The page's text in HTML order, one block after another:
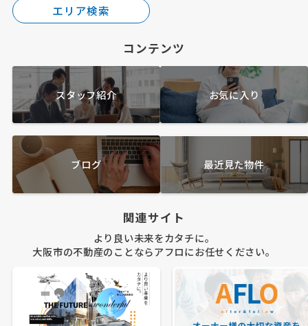
エリア検索
コンテンツ
スタッフ紹介 お気に入り
ブログ 最近見た物件
関連サイト
より良い未来をカタチに。
大阪市の不動産のことならアフロにお任せください。